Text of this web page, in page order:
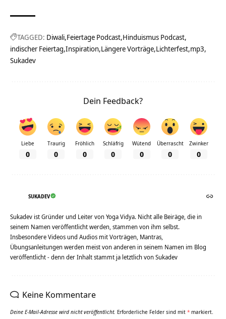
TAGGED: Diwali Feiertage Podcast Hinduismus Podcast
indischer Feiertag Inspiration Längere Vorträge Lichterfest mp3
Sukadev
Dein Feedback?
Liebe
0
Traurig
0
Fröhlich
0
Schläfrig
0
Wütend
0
Überrascht
0
Zwinker
0
SUKADEV
Sukadev ist Gründer und Leiter von Yoga Vidya. Nicht alle Beiräge, die in
seinem Namen veröffentlicht werden, stammen von ihm selbst.
Insbesondere Videos und Audios mit Vorträgen, Mantras,
Übungsanleitungen werden meist von anderen in seinem Namen im Blog
veröffentlicht - denn der Inhalt stammt ja letztlich von Sukadev
Keine Kommentare
Deine E-Mail-Adresse wird nicht veröffentlicht. Erforderliche Felder sind mit * markiert.